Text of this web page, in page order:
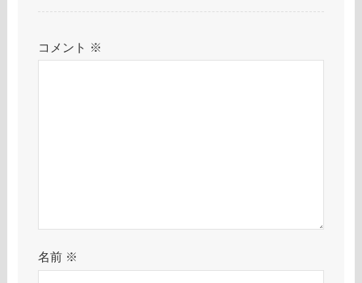
コメント ※
名前 ※